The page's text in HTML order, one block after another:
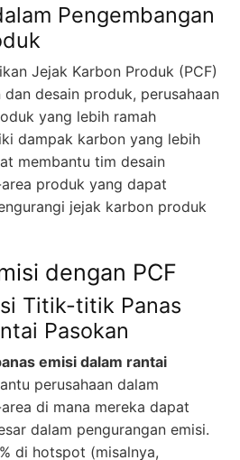
Pengembangan
Jejak Karbon Produk (PCF)
desain produk, perusahaan
yang lebih ramah
dampak karbon yang lebih
membantu tim desain
produk yang dapat
jejak karbon produk
dengan PCF
Titik-titik Panas
Pasokan
emisi dalam rantai
perusahaan dalam
di mana mereka dapat
dalam pengurangan emisi.
di hotspot (misalnya,